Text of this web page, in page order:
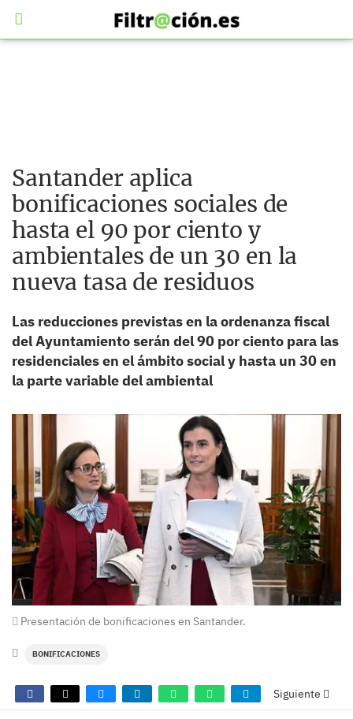
Santander aplica
bonificaciones sociales de
hasta el 90 por ciento y
ambientales de un 30 en la
nueva tasa de residuos
Las reducciones previstas en la ordenanza fiscal
del Ayuntamiento serán del 90 por ciento para las
residenciales en el ámbito social y hasta un 30 en
la parte variable del ambiental
Presentación de bonificaciones en Santander.
BONIFICACIONES
Siguiente